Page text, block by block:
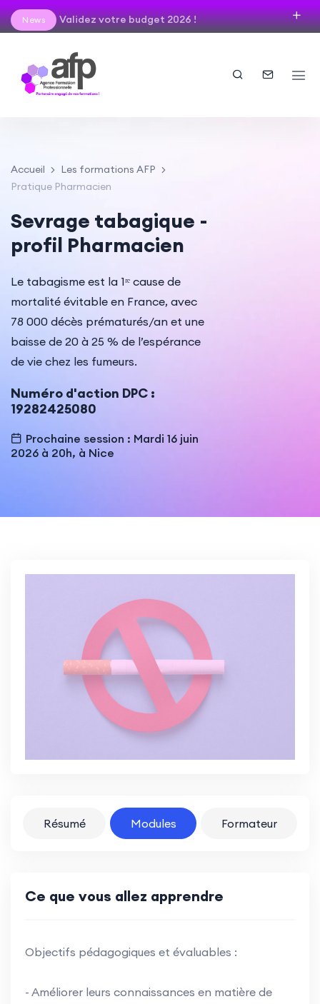
News Validez votre budget 2026 !
Accueil
Les formations AFP
Pratique Pharmacien
Sevrage tabagique -
profil Pharmacien
Le tabagisme est la 1ʳᵉ cause de
mortalité évitable en France, avec
78 000 décès prématurés/an et une
baisse de 20 à 25 % de l’espérance
de vie chez les fumeurs.
Numéro d'action DPC :
19282425080
Prochaine session : Mardi 16 juin
2026 à 20h, à Nice
Résumé Modules Formateur
Ce que vous allez apprendre
Objectifs pédagogiques et évaluables :
- Améliorer leurs connaissances en matière de